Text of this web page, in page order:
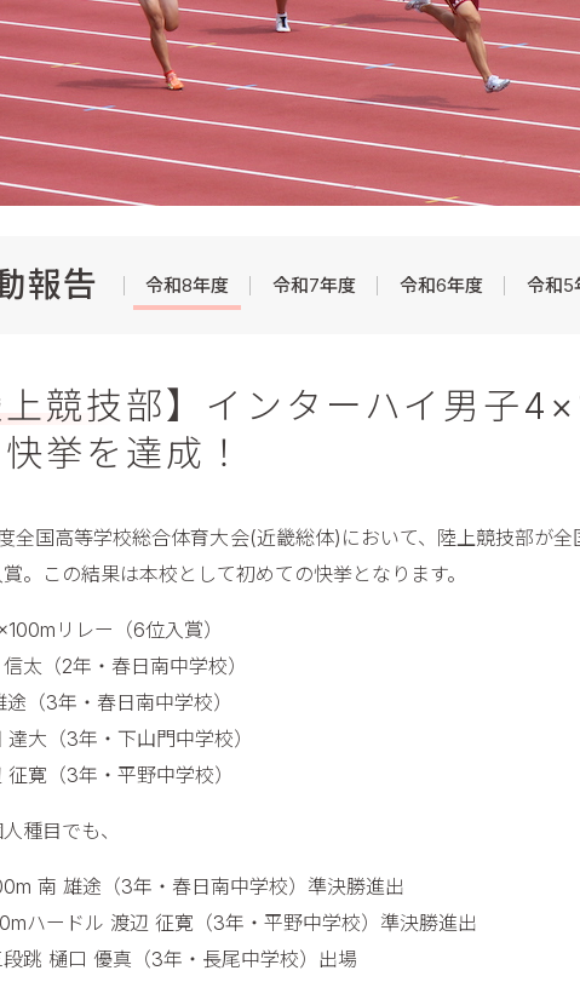
報告 令和8年度 令和7年度 令和6年度 令和5
競技部】インターハイ男子
挙を達成！
全国高等学校総合体育大会(近畿総体)において、陸上競技部が
。この結果は本校として初めての快挙となります。
リレー（6位入賞）
太（2年・春日南中学校）
（3年・春日南中学校）
大（3年・下山門中学校）
寛（3年・平野中学校）
種目でも、
南 雄途（3年・春日南中学校）準決勝進出
ハードル 渡辺 征寛（3年・平野中学校）準決勝進出
跳 樋口 優真（3年・長尾中学校）出場